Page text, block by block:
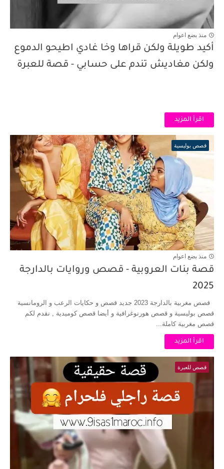
منذ بضع اعوام
أكيد طويلة ولكن قراها وخا غادي اطيحو الدموع
ولكن مغاديش تندم على حسابي - قصة للعبرة
اقرأ المزيد
قصص بوليسية
منذ بضع اعوام
قصة بنات العروبية - قصص وروايات بالدارجة
2025
قصص مغربية بالدارجة 2023 جديد قصص و حكايات الرعب و الرومانسية
قصص بوليسية و قصص هورنوغرافية و أيضا قصص كوميدية , نقدم لكم
قصص مغربية كاملة...
اقرأ المزيد
قصص للعبرة